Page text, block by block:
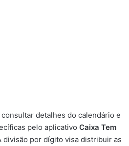
detalhes do calendário e
pelo aplicativo Caixa Tem
divisão por dígito visa distribuir as